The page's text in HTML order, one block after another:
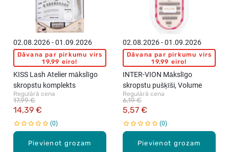
Pievienot grozam
02.08.2026 - 01.09.2026
Dāvana par pirkumu virs
19,99 eiro!
KISS Lash Atelier mākslīgo
skropstu komplekts
Regulārā cena
14,39 €
17,99 €
0
Pievienot grozam
02.08.2026 - 01.09.2026
Dāvana par pirkumu virs
19,99 eiro!
INTER-VION Mākslīgo
skropstu pušķīši, Volume
Regulārā cena
5,57 €
6,19 €
0